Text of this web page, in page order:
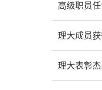
高级职员
理大成员
理大表彰